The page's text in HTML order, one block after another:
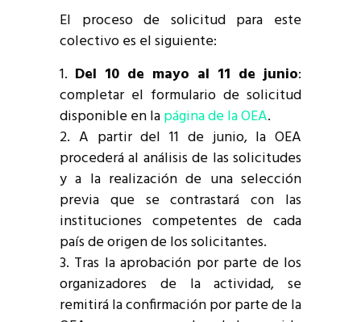
El proceso de solicitud para este
colectivo es el siguiente:
Del 10 de mayo al 11 de junio:
completar el formulario de solicitud
disponible en lapágina de la OEA.
A partir del 11 de junio, la OEA
procederá al análisis de las solicitudes
y a la realización de una selección
previa que se contrastará con las
instituciones competentes de cada
país de origen de los solicitantes.
Tras la aprobación por parte de los
organizadores de la actividad, se
remitirá la confirmación por parte de la